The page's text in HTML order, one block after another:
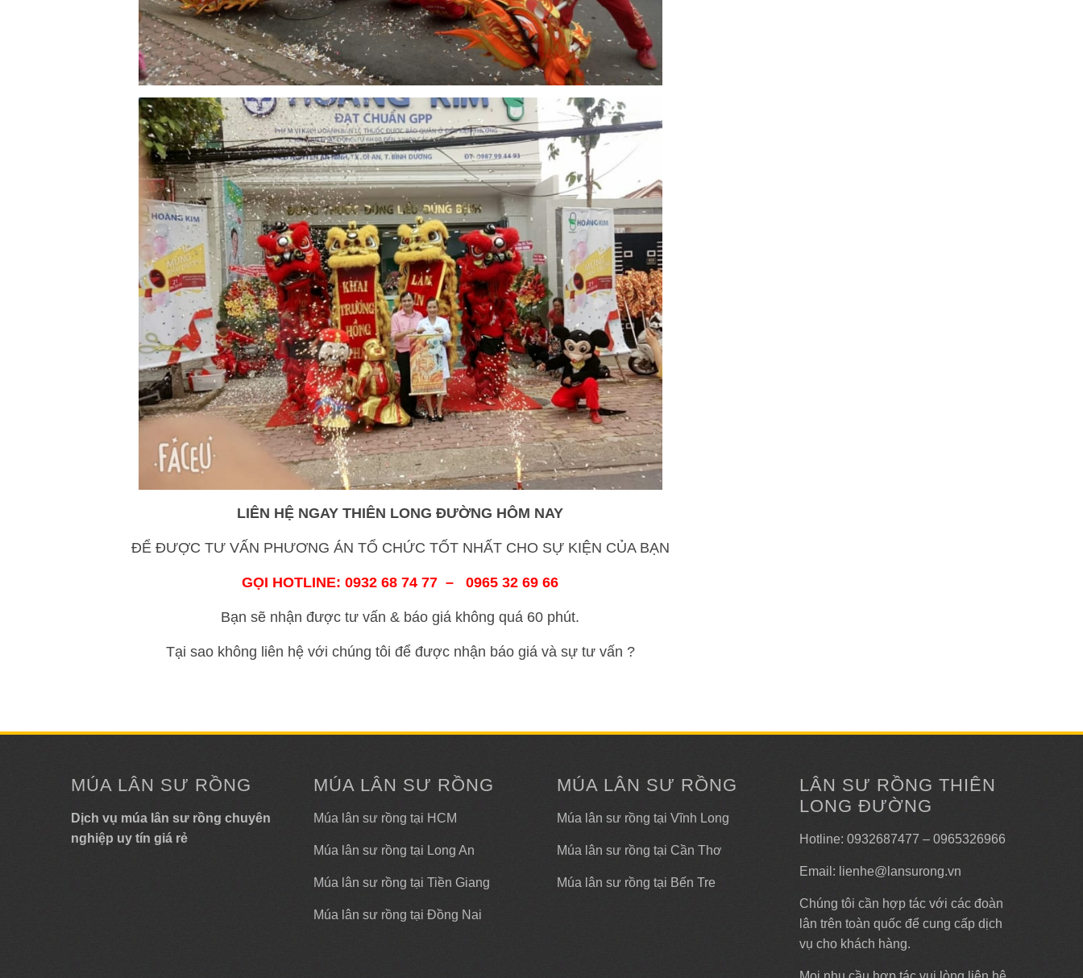
LIÊN HỆ NGAY THIÊN LONG ĐƯỜNG HÔM NAY
ĐỂ ĐƯỢC TƯ VẤN PHƯƠNG ÁN TỔ CHỨC TỐT NHẤT CHO SỰ KIỆN CỦA BẠN
GỌI HOTLINE: 0932 68 74 77 – 0965 32 69 66
Bạn sẽ nhận được tư vấn & báo giá không quá 60 phút.
Tại sao không liên hệ với chúng tôi để được nhận báo giá và sự tư vấn ?
MÚA LÂN SƯ RỒNG
Dịch vụ múa lân sư rồng chuyên
nghiệp uy tín giá rẻ
MÚA LÂN SƯ RỒNG
Múa lân sư rồng tại HCM
Múa lân sư rồng tại Long An
Múa lân sư rồng tại Tiền Giang
Múa lân sư rồng tại Đồng Nai
MÚA LÂN SƯ RỒNG
Múa lân sư rồng tại Vĩnh Long
Múa lân sư rồng tại Cần Thơ
Múa lân sư rồng tại Bến Tre
LÂN SƯ RỒNG THIÊN
LONG ĐƯỜNG
Hotline: 0932687477 – 0965326966
Email: lienhe@lansurong.vn
Chúng tôi cần hợp tác với các đoàn
lân trên toàn quốc để cung cấp dịch
vụ cho khách hàng.